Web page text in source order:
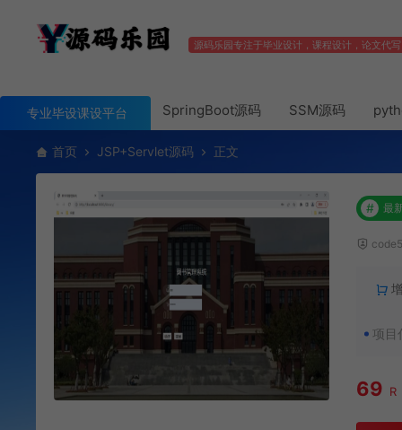
源码乐园专注于毕业设计，课程设计，论文代写
专业毕设课设平台 SpringBoot源码 SSM源码
首页 JSP+Servlet源码 正文
# 最
项目
69 R